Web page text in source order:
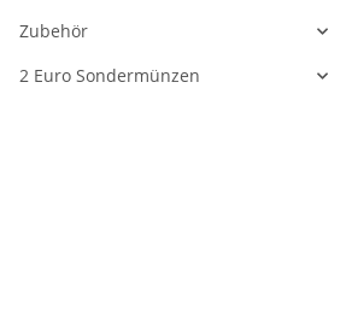
Zubehör
2 Euro Sondermünzen